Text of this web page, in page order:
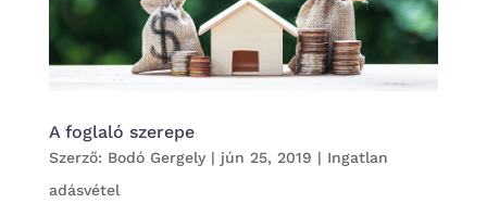
A foglaló szerepe
Szerző: Bodó Gergely| jún 25, 2019 | Ingatlan
adásvétel